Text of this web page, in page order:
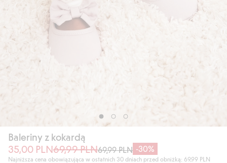
Baleriny z kokardą
35,00 PLN69,99 PLN69,99 PLN -30%
Najniższa cena obowiązująca w ostatnich 30 dniach przed obniżką: 69,99 PLN